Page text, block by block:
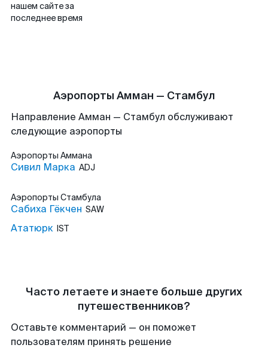
нашем сайте за
последнее время
Аэропорты Амман — Стамбул
Направление Амман — Стамбул обслуживают
следующие аэропорты
Аэропорты Аммана
Сивил Марка ADJ
Аэропорты Стамбула
Сабиха Гёкчен SAW
Ататюрк IST
Часто летаете и знаете больше других
путешественников?
Оставьте комментарий — он поможет
пользователям принять решение